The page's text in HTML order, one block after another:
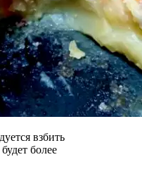
взбить
более